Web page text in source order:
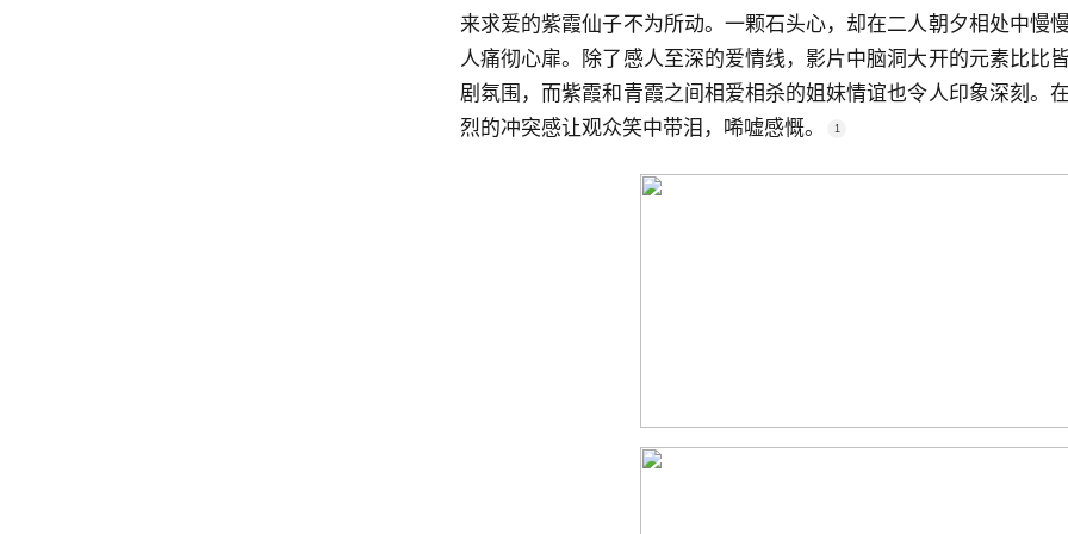
来求爱的紫霞仙子不为所动。一颗石头心，却在二人朝夕相处中慢
人痛彻心扉。除了感人至深的爱情线，影片中脑洞大开的元素比比
剧氛围，而紫霞和青霞之间相爱相杀的姐妹情谊也令人印象深刻。
烈的冲突感让观众笑中带泪，唏嘘感慨。
1